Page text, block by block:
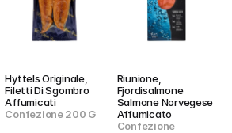
Hyttels Originale,
Filetti Di Sgombro
Affumicati
Confezione 200 G
Riunione,
Fjordisalmone
Salmone Norvegese
Affumicato
Confezione